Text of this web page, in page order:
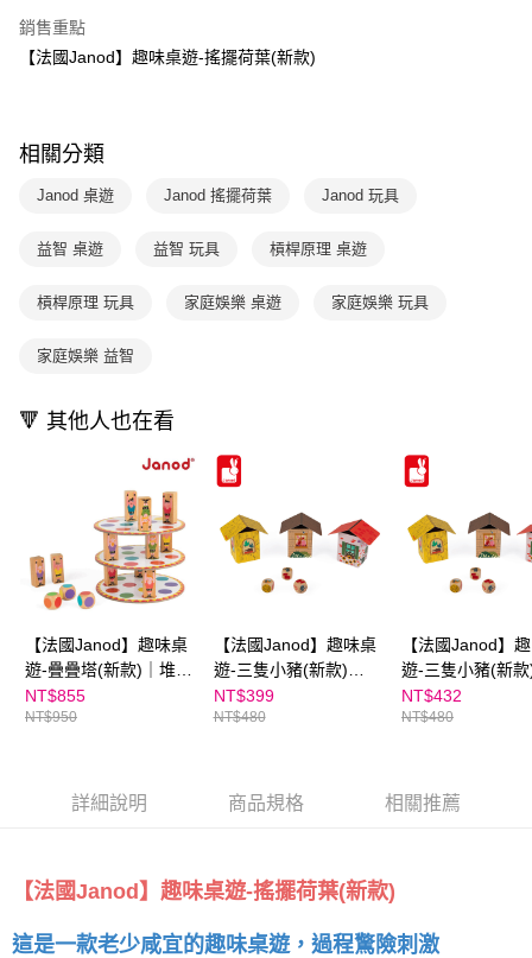
流程，驗證手機門號後，選擇欲分期的期數、繳款截止日，確認付款後即完
成交易。
法說明評估內容。
【繳款方式說明】
醒簡訊。
帳／街口支付／iPASS MONEY」等通路繳費。
1.本服務係由「台灣大哥大股份有限公司」（以下簡稱本公司）所提供，讓
買賣價金債權讓與本公司後，依約使用本公司帳單繳交帳款。
由本公司與您本人進行分期帳單所需資料之確認、核對及更正。
相關說明
AFTEE先享後付是「在收到商品之後才付款」的支付方式。 讓您購物簡單
３．安心：先確認商品／服務後，再付款。
【「AFTEE先享後付」結帳流程】
２．訂單成立數日內，您將收到繳費通知簡訊。
ATM／網路銀行／等多元方式進行付款，方視為交易完成。
後付繳納相關費用。
是否繳費成功／繳費後需取消欲退款等相關疑問，請聯繫「AFTEE先享後付
客戶支援中心」https://netprotections.freshdesk.com/support/home
１．透過由恩沛科技股份有限公司提供之「AFTEE先享後付」服務完成之交
易，需依本服務之必要範圍內提供個人資料，並將交易相關給付款項請求債
權轉讓予恩沛科技股份有限公司。
２．關於個人資料處理事宜，請瀏覽以下網址：
https://aftee.tw/terms/#terms3
３．未成年的使用者請事先徵得法定代理人或監護人之同意方可使用
任。
４．使用「AFTEE先享後付」時，將依據個別帳號之用戶狀況，依本公司即
時審查核予不同之上限額度；若仍有額度不足之情形，本公司將視審查結果
請求用戶進行身份認證。
５．嚴禁一人註冊多個帳號或使用他人資訊註冊。若發現惡意使用之情形，
ATM付款
國內宅配/郵寄 (不適用離島、海外及郵局i郵箱)
每筆NT$70，滿NT$800(含以上)免運費
銷售重點
【法國Janod】趣味桌遊-搖擺荷葉(新款)
相關分類
Janod 桌遊 Janod 搖擺荷葉 Janod 玩具
益智 桌遊 益智 玩具 槓桿原理 桌遊
槓桿原理 玩具 家庭娛樂 桌遊 家庭娛樂 玩具
家庭娛樂 益智
🔻 其他人也在看
【法國Janod】趣味桌
遊-疊疊塔(新款)｜堆疊
遊戲
NT$855
NT$950
【法國Janod】趣味桌
遊-三隻小豬(新款)👉
APP限定優惠
NT$399
NT$480
【法國Janod】
遊-三隻小豬(新
NT$432
NT$480
詳細說明 商品規格 相關推薦
【法國Janod】趣味桌遊-搖擺荷葉(新款)
這是一款老少咸宜的趣味桌遊，過程驚險刺激